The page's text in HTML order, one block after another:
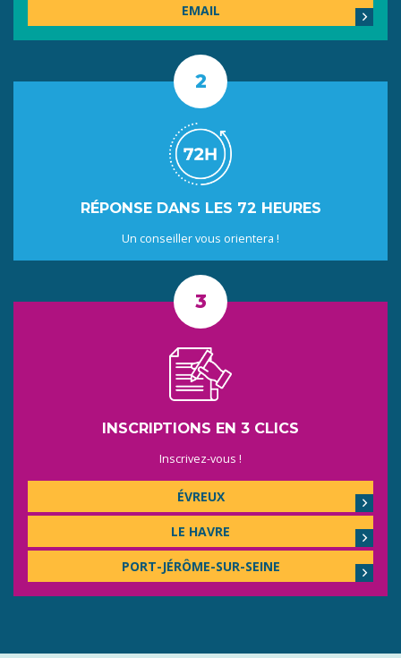
EMAIL
RÉPONSE DANS LES 72 HEURES
Un conseiller vous orientera !
INSCRIPTIONS EN 3 CLICS
Inscrivez-vous !
ÉVREUX
LE HAVRE
PORT-JÉRÔME-SUR-SEINE